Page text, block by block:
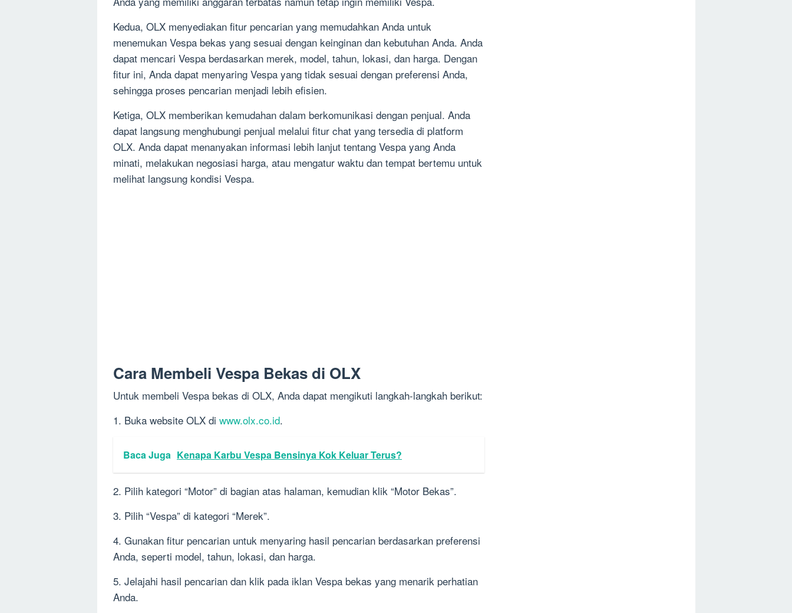
Kedua, OLX menyediakan fitur pencarian yang memudahkan Anda untuk
menemukan Vespa bekas yang sesuai dengan keinginan dan kebutuhan Anda. Anda
dapat mencari Vespa berdasarkan merek, model, tahun, lokasi, dan harga. Dengan
fitur ini, Anda dapat menyaring Vespa yang tidak sesuai dengan preferensi Anda,
sehingga proses pencarian menjadi lebih efisien.
Ketiga, OLX memberikan kemudahan dalam berkomunikasi dengan penjual. Anda
dapat langsung menghubungi penjual melalui fitur chat yang tersedia di platform
OLX. Anda dapat menanyakan informasi lebih lanjut tentang Vespa yang Anda
minati, melakukan negosiasi harga, atau mengatur waktu dan tempat bertemu untuk
melihat langsung kondisi Vespa.
Cara Membeli Vespa Bekas di OLX
Untuk membeli Vespa bekas di OLX, Anda dapat mengikuti langkah-langkah berikut:
1. Buka website OLX di www.olx.co.id.
Baca Juga Kenapa Karbu Vespa Bensinya Kok Keluar Terus?
2. Pilih kategori “Motor” di bagian atas halaman, kemudian klik “Motor Bekas”.
3. Pilih “Vespa” di kategori “Merek”.
4. Gunakan fitur pencarian untuk menyaring hasil pencarian berdasarkan preferensi
Anda, seperti model, tahun, lokasi, dan harga.
5. Jelajahi hasil pencarian dan klik pada iklan Vespa bekas yang menarik perhatian
Anda.